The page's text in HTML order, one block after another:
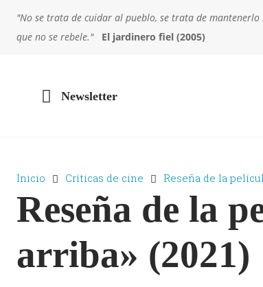
"No se trata de cuidar al pueblo, se trata de
que no se rebele."
El jardinero fiel (2005)
Newsletter
Inicio Críticas de cine Reseña de la
Reseña de la
arriba» (2021)